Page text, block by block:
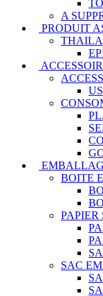
A
PRODUIT
BOITE
SAC